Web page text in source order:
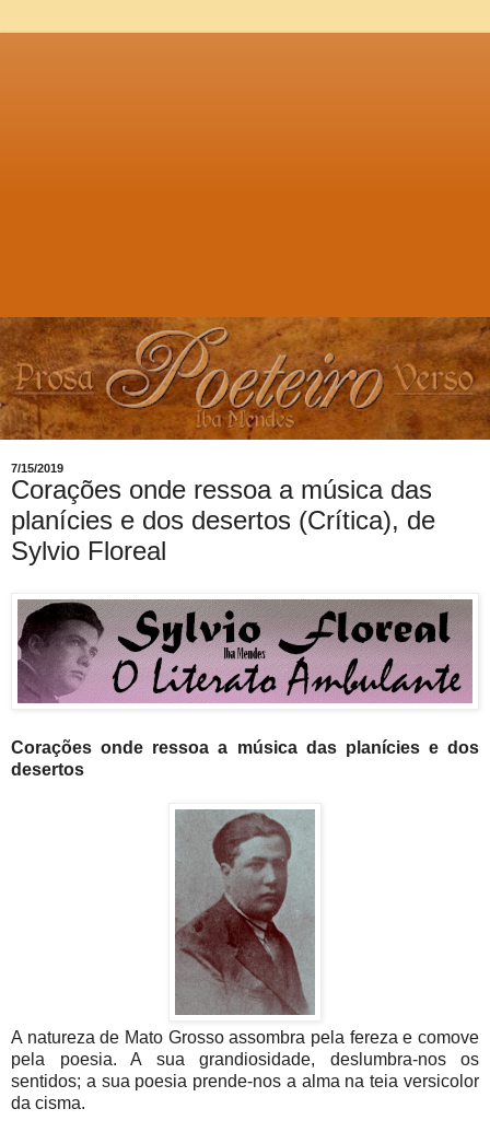
7/15/2019
Corações onde ressoa a música das
planícies e dos desertos (Crítica), de
Sylvio Floreal
Corações onde ressoa a música das planícies e dos
desertos
A natureza de Mato Grosso assombra pela fereza e comove
pela poesia. A sua grandiosidade, deslumbra-nos os
sentidos; a sua poesia prende-nos a alma na teia versicolor
da cisma.